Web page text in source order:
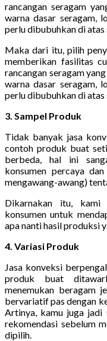
rancangan seragam
warna dasar seragam,
perlu dibubuhkan di atas
Maka dari itu, pilih
memberikan fasilitas
rancangan seragam
warna dasar seragam,
perlu dibubuhkan di atas
3. Sampel Produk
Tidak banyak jasa
contoh produk buat
berbeda, hal ini
konsumen percaya
mengawang-awang)
Dikarnakan itu, kami
konsumen untuk
apa nanti hasil produksi
4. Variasi Produk
Jasa konveksi
produk buat
menemukan beragam
bervariatif pas dengan
Artinya, kamu juga jadi
rekomendasi sebelum
dipilih.